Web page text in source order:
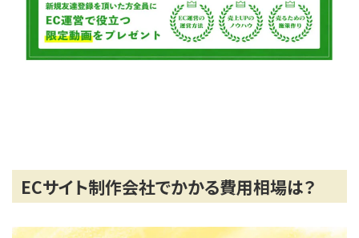
ECサイト制作会社でかかる費用相場は？